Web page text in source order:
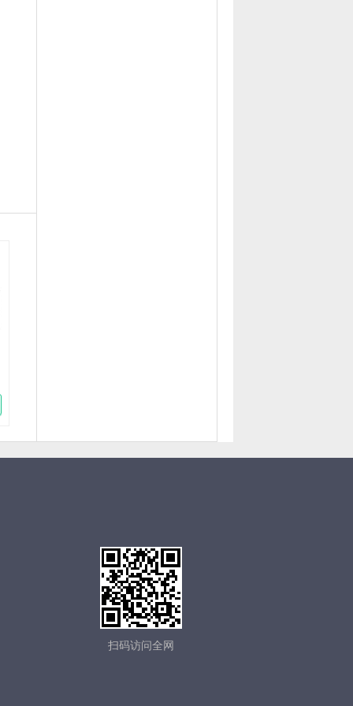
扫码访问全网